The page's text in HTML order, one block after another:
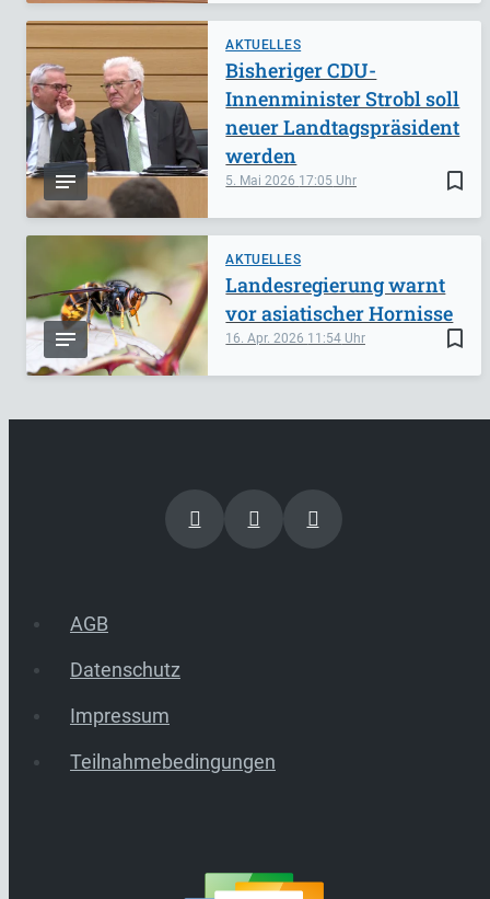
AKTUELLES
bookmark_border
5. Mai 2026 17:05
Bisheriger CDU-
Innenminister Strobl soll
neuer Landtagspräsident
werden
AKTUELLES
bookmark_border
16. Apr. 2026 11:54
Landesregierung warnt
vor asiatischer Hornisse
AGB
Datenschutz
Impressum
Teilnahmebedingungen